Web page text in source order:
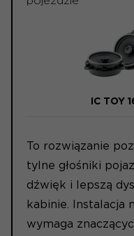
IC TOY
To rozwiązanie
tylne głośniki
dźwięk i lepszą
kabinie. Instalacja
wymaga